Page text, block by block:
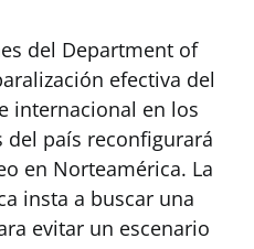
del Department of
efectiva del
internacional en los
país reconfigurará
en Norteamérica. La
insta a buscar una
evitar un escenario